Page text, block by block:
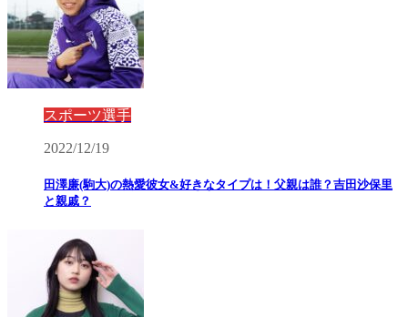
スポーツ選手
2022/12/19
田澤廉(駒大)の熱愛彼女&好きなタイプは！父親は誰？吉田沙保里
と親戚？